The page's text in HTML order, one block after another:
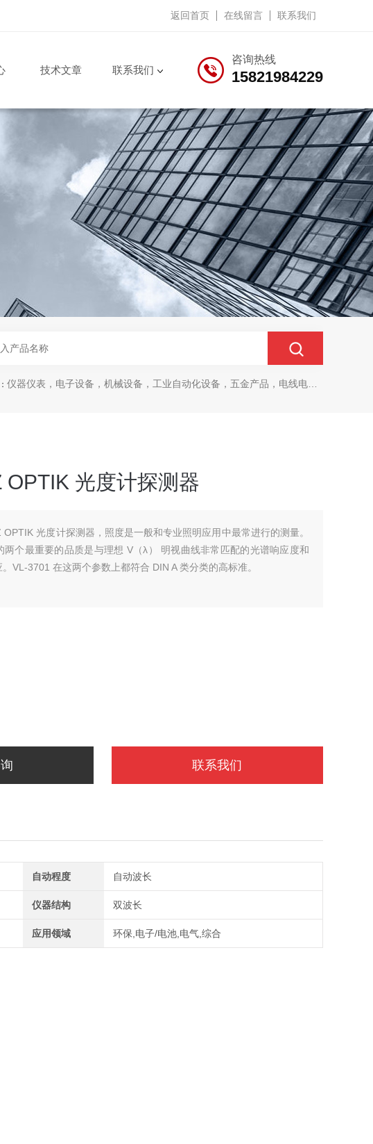
返回首页 在线留言 联系我们
咨询热线
15821984229
技术文章 联系我们
仪器仪表，电子设备，机械设备，工业自动化设备，五金产品，电线电缆，金属材料，电子
OPTIK 光度计探测器
OPTIK 光度计探测器，照度是一般和专业照明应用中最常进行的测量。
两个最重要的品质是与理想 V（λ） 明视曲线非常匹配的光谱响应度和
VL-3701 在这两个参数上都符合 DIN A 类分类的高标准。
联系我们
自动程度 自动波长
仪器结构 双波长
应用领域 环保,电子/电池,电气,综合